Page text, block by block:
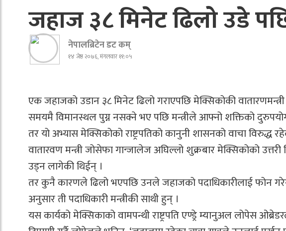
जहाज ३८ मिनेट ढिलो उडे पछि
नेपालब्रिटेन डट कम्
१४ जेष्ठ २०७६, मंगलवार ११:०५
एक जहाजको उडान ३८ मिनेट ढिलो गराएपछि मेक्सिकोकी
समयमै विमानस्थल पुग्न नसक्ने भए पछि मन्त्रीले आफ्नो शक्तिको
तर यो अभ्यास मेक्सिकोको राष्ट्रपतिको कानुनी शासनको वाचा विरुद्ध
वातारवण मन्त्री जोसेफा गान्जालेज अघिल्लो शुक्रबार मेक्सिकोको
उड्न लागेकी थिईन् ।
तर कुनै कारणले ढिलो भएपछि उनले जहाजको पदाधिकारीलाई फोन
अनुसार ती पदाधिकारी मन्त्रीकी साथी हुन् ।
यस कार्यको मेक्सिकाको वामपन्थी राष्ट्रपति एण्ड्रे म्यानुअल लोपेस